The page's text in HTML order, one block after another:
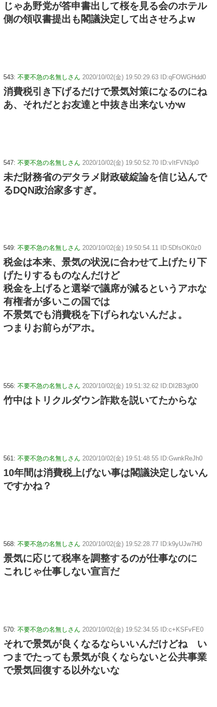
じゃあ野党が答申書出して桜を見る会のホテル
側の領収書提出も閣議決定して出させろよw
543: 不要不急の名無しさん 2020/10/02(金) 19:50:29.63 ID:qFOWGHdd0
消費税引き下げるだけで景気対策になるのにね
あ、それだとお友達と中抜き出来ないかw
547: 不要不急の名無しさん 2020/10/02(金) 19:50:52.70 ID:vItFVN3p0
未だ財務省のデタラメ財政破綻論を信じ込んで
るDQN政治家多すぎ。
549: 不要不急の名無しさん 2020/10/02(金) 19:50:54.11 ID:5DfsOK0z0
税金は本来、景気の状況に合わせて上げたり下
げたりするものなんだけど
税金を上げると選挙で議席が減るというアホな
有権者が多いこの国では
不景気でも消費税を下げられないんだよ。
つまりお前らがアホ。
556: 不要不急の名無しさん 2020/10/02(金) 19:51:32.62 ID:DI2B3gt00
竹中はトリクルダウン詐欺を説いてたからな
561: 不要不急の名無しさん 2020/10/02(金) 19:51:48.55 ID:GwnkReJh0
10年間は消費税上げない事は閣議決定しないん
ですかね？
568: 不要不急の名無しさん 2020/10/02(金) 19:52:28.77 ID:k9yUJw7H0
景気に応じて税率を調整するのが仕事なのに
これじゃ仕事しない宣言だ
570: 不要不急の名無しさん 2020/10/02(金) 19:52:34.55 ID:c+KSFvFE0
それで景気が良くなるならいいんだけどね い
つまでたっても景気が良くならないと公共事業
で景気回復する以外ないな